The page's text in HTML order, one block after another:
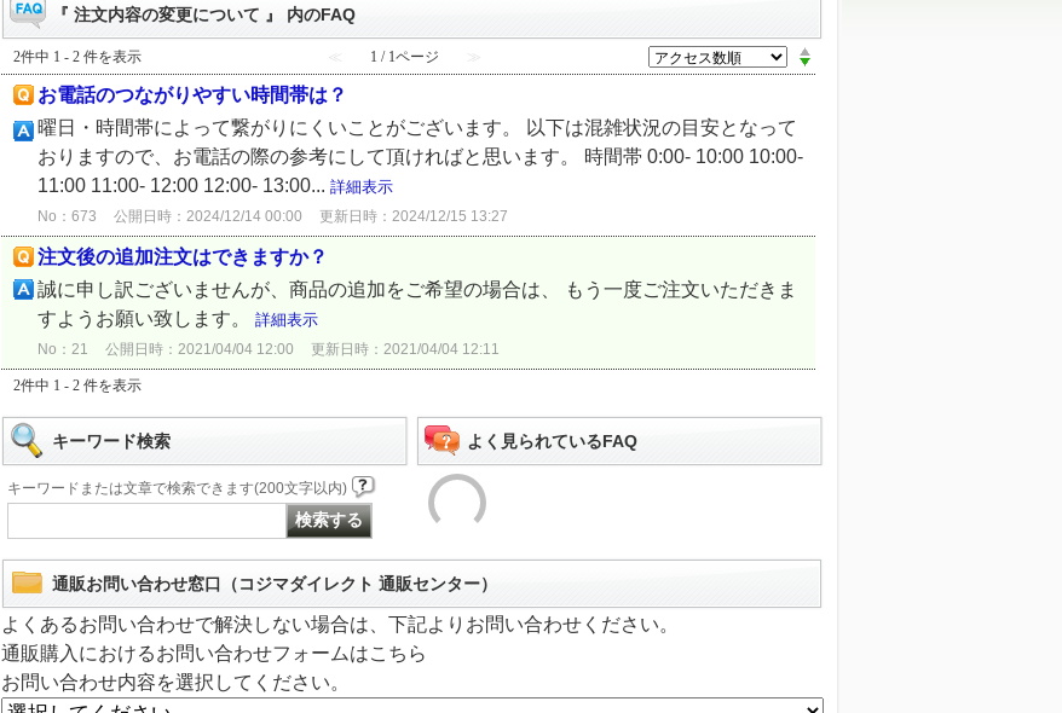
『 注文内容の変更について 』 内のFAQ
2件中 1 - 2 件を表示 ≪ 1 / 1ページ ≫
お電話のつながりやすい時間帯は？
曜日・時間帯によって繋がりにくいことがございます。 以下は混雑状況の目安となって
おりますので、お電話の際の参考にして頂ければと思います。 時間帯 0:00- 10:00 10:00-
11:00 11:00- 12:00 12:00- 13:00... 詳細表示
No：673 公開日時：2024/12/14 00:00 更新日時：2024/12/15 13:27
注文後の追加注文はできますか？
誠に申し訳ございませんが、商品の追加をご希望の場合は、 もう一度ご注文いただきま
すようお願い致します。 詳細表示
No：21 公開日時：2021/04/04 12:00 更新日時：2021/04/04 12:11
2件中 1 - 2 件を表示
キーワード検索
キーワードまたは文章で検索できます(200文字以内)
よく見られているFAQ
通販お問い合わせ窓口（コジマダイレクト 通販センター）
よくあるお問い合わせで解決しない場合は、下記よりお問い合わせください。
通販購入におけるお問い合わせフォームはこちら
お問い合わせ内容を選択してください。